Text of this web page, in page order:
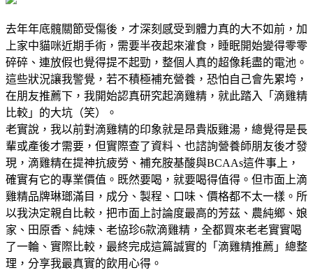
去年年底髖關節受傷後，才深刻感受到體力真的大不如前，加
上家中貓咪近期手術，需要半夜起來灌食，睡眠開始變得零零
碎碎、連放假也覺得提不起勁，整個人真的超像耗盡的電池。
這些狀況讓我警覺，若不積極補充營養，恐怕自己會先累垮，
在朋友推薦下，我開始認真研究起滴雞精，就此踏入「滴雞精
比較」的大坑（笑）。
老實說，我以前對滴雞精的印象就是昂貴版雞湯，總覺得是長
輩或產後才需要，但實際查了資料、也諮詢營養師朋友後才發
現，滴雞精在提神抗疲勞、補充胺基酸與BCAAs這件事上，
確實有它的專業價值。既然要喝，就要喝得值得。但市面上滴
雞精品牌琳瑯滿目，成分、製程、口味、價格都不太一樣。所
以我決定親自比較，把市面上討論度最高的芳茲、農純鄉、娘
家、田原香、純煉、老協珍6款滴雞精，全都買來老老實實喝
了一輪、實際比較，最終完成這篇誠實的「滴雞精推薦」總整
理，分享我最真實的飲用心得。